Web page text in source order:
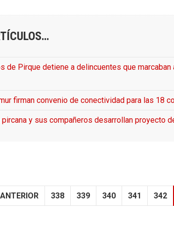
de Pirque detiene a delincuentes que
firman convenio de conectividad para las 18
pircana y sus compañeros desarrollan proyecto
ANTERIOR 338 339 340 341 342